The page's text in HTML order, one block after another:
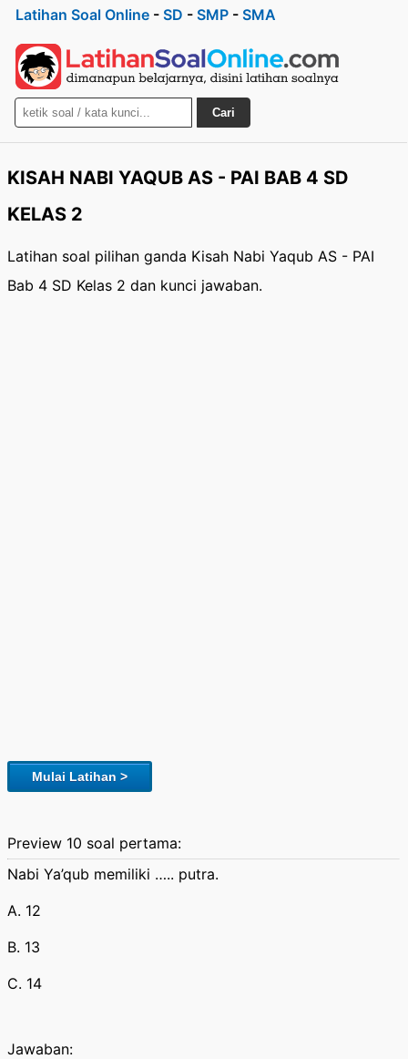
Latihan Soal Online - SD - SMP - SMA
Cari
KISAH NABI YAQUB AS - PAI BAB 4 SD
KELAS 2
Latihan soal pilihan ganda Kisah Nabi Yaqub AS - PAI
Bab 4 SD Kelas 2 dan kunci jawaban.
Mulai Latihan >
Preview 10 soal pertama:
Nabi Ya’qub memiliki ….. putra.
A. 12
B. 13
C. 14
Jawaban: